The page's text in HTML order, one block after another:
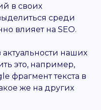
в своих
среди
влияет на SEO.
актуальности наших
это, например,
фрагмент текста в
же на других